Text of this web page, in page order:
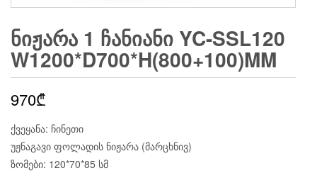
ᲜᲘᲟᲐᲠᲐ 1 ᲩᲐᲜᲘᲐᲜᲘ YC-SSL120
W1200*D700*H(800+100)MM
970₾
ქვეყანა: ჩინეთი
უჟნაგავი ფოლადის ნიჟარა (მარცხნივ)
ზომები: 120*70*85 სმ